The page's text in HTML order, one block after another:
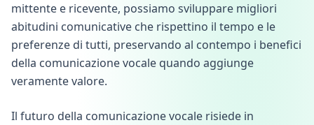
mittente e ricevente, possiamo sviluppare migliori
abitudini comunicative che rispettino il tempo e le
preferenze di tutti, preservando al contempo i benefici
della comunicazione vocale quando aggiunge
veramente valore.
Il futuro della comunicazione vocale risiede in